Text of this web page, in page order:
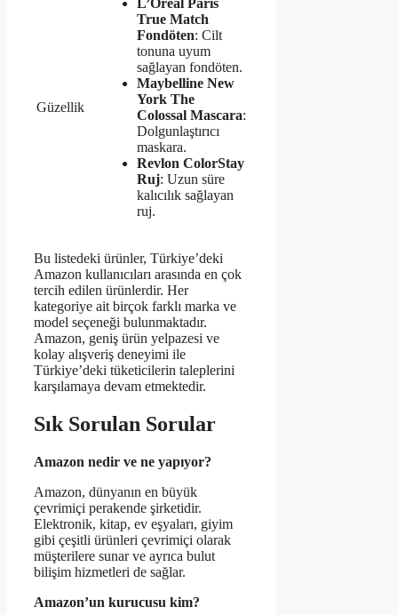
Güzellik
L’Oréal Paris
True Match
Fondöten: Cilt
tonuna uyum
sağlayan fondöten.
Maybelline New
York The
Colossal Mascara:
Dolgunlaştırıcı
maskara.
Revlon ColorStay
Ruj: Uzun süre
kalıcılık sağlayan
ruj.
Bu listedeki ürünler, Türkiye’deki
Amazon kullanıcıları arasında en çok
tercih edilen ürünlerdir. Her
kategoriye ait birçok farklı marka ve
model seçeneği bulunmaktadır.
Amazon, geniş ürün yelpazesi ve
kolay alışveriş deneyimi ile
Türkiye’deki tüketicilerin taleplerini
karşılamaya devam etmektedir.
Sık Sorulan Sorular
Amazon nedir ve ne yapıyor?
Amazon, dünyanın en büyük
çevrimiçi perakende şirketidir.
Elektronik, kitap, ev eşyaları, giyim
gibi çeşitli ürünleri çevrimiçi olarak
müşterilere sunar ve ayrıca bulut
bilişim hizmetleri de sağlar.
Amazon’un kurucusu kim?